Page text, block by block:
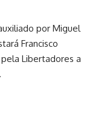
por Miguel
Francisco
Libertadores a